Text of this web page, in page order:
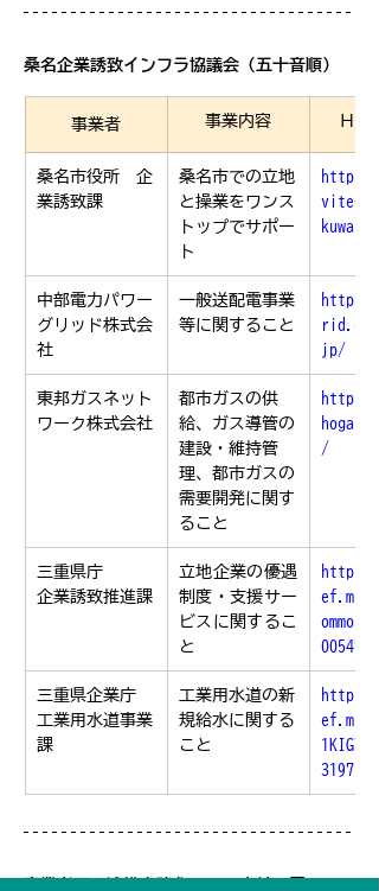
桑名企業誘致インフラ協議会（五十音順）
事業者 事業内容 ＨＰ
桑名市役所　企
業誘致課
桑名市での立地
と操業をワンス
トップでサポー
ト
https://
vite-
中部電力パワー
グリッド株式会
社
一般送配電事業
等に関すること
https://
jp/
東邦ガスネット
ワーク株式会社
都市ガスの供
給、ガス導管の
建設・維持管
理、都市ガスの
需要開発に関す
ること
https://
/
三重県庁
企業誘致推進課
立地企業の優遇
制度・支援サー
ビスに関するこ
と
https://
ommon/
三重県企業庁
工業用水道事業
課
工業用水道の新
規給水に関する
こと
https://
3197.htm